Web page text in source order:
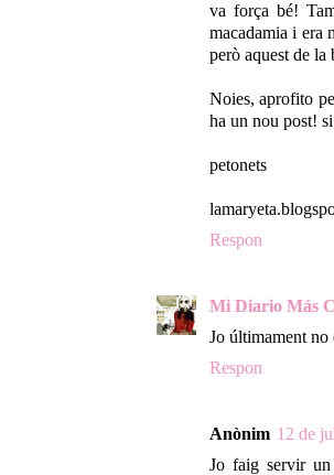
va força bé!
macadamia i era
però aquest de la
Noies, aprofito
ha un nou post!
petonets
Respon
Mi Diario Más
Jo últimament no
Respon
Anònim 12 de
Jo faig servir